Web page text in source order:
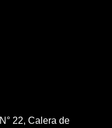
22, Calera de